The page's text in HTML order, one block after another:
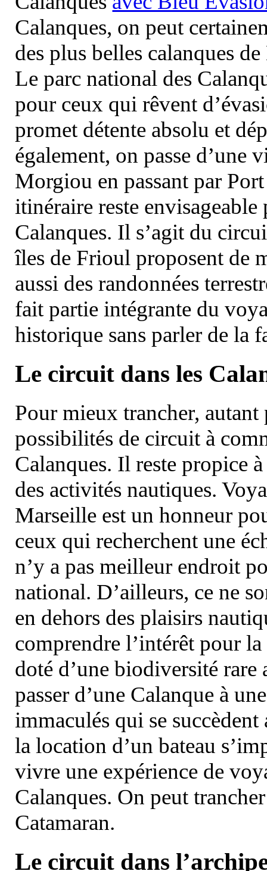
Calanques, on peut
des plus belles calanques
Le parc national des
pour ceux qui rêvent
promet détente absolu et
également, on passe d’une
Morgiou en passant par
itinéraire reste
Calanques. Il s’agit du
îles de Frioul proposent de
aussi des randonnées
fait partie intégrante du
historique sans parler de la
Le circuit dans les
Pour mieux trancher, autant
possibilités de circuit à
Calanques. Il reste propice
des activités nautiques.
Marseille est un honneur
ceux qui recherchent une
n’y a pas meilleur endroit
national. D’ailleurs, ce ne
en dehors des plaisirs
comprendre l’intérêt pour
doté d’une biodiversité
passer d’une Calanque à
immaculés qui se
la location d’un bateau
vivre une expérience de
Calanques. On peut
Catamaran.
Le circuit dans